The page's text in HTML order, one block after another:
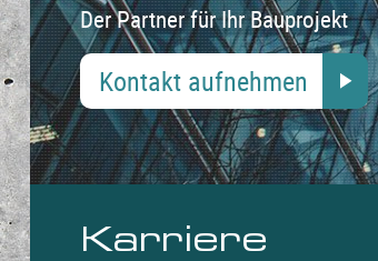
Der Partner für Ihr Bauprojekt
Kontakt aufnehmen
Karriere